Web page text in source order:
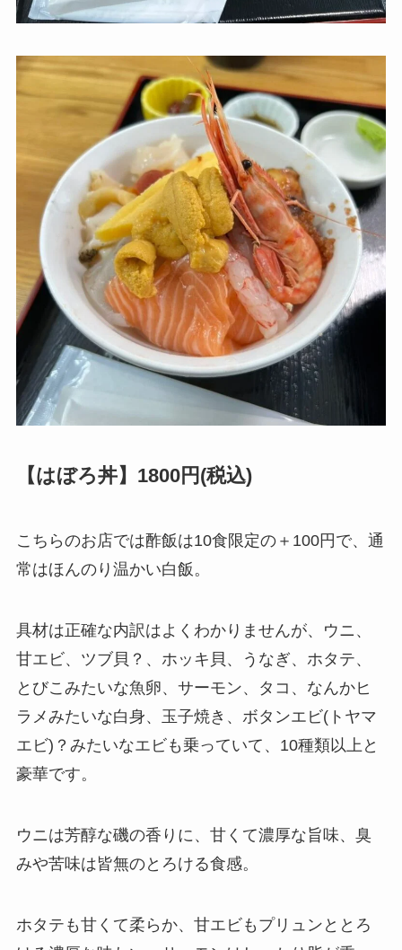
【はぼろ丼】1800円(税込)
こちらのお店では酢飯は10食限定の＋100円で、通
常はほんのり温かい白飯。
具材は正確な内訳はよくわかりませんが、ウニ、
甘エビ、ツブ貝？、ホッキ貝、うなぎ、ホタテ、
とびこみたいな魚卵、サーモン、タコ、なんかヒ
ラメみたいな白身、玉子焼き、ボタンエビ(トヤマ
エビ)？みたいなエビも乗っていて、10種類以上と
豪華です。
ウニは芳醇な磯の香りに、甘くて濃厚な旨味、臭
みや苦味は皆無のとろける食感。
ホタテも甘くて柔らか、甘エビもプリュンととろ